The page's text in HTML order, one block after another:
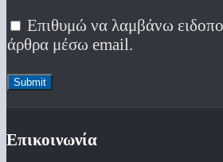
Επιθυμώ να λαμβάνω
άρθρα μέσω email.
Επικοινωνία